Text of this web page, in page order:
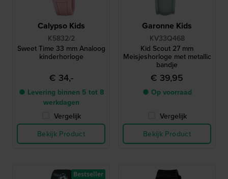
Calypso Kids
K5832/2
Sweet Time 33 mm Analoog
kinderhorloge
€ 34,-
● Levering binnen 5 tot 8
werkdagen
Vergelijk
Bekijk Product
Garonne Kids
KV33Q468
Kid Scout 27 mm
Meisjeshorloge met metallic
bandje
€ 39,95
● Op voorraad
Vergelijk
Bekijk Product
Bestseller